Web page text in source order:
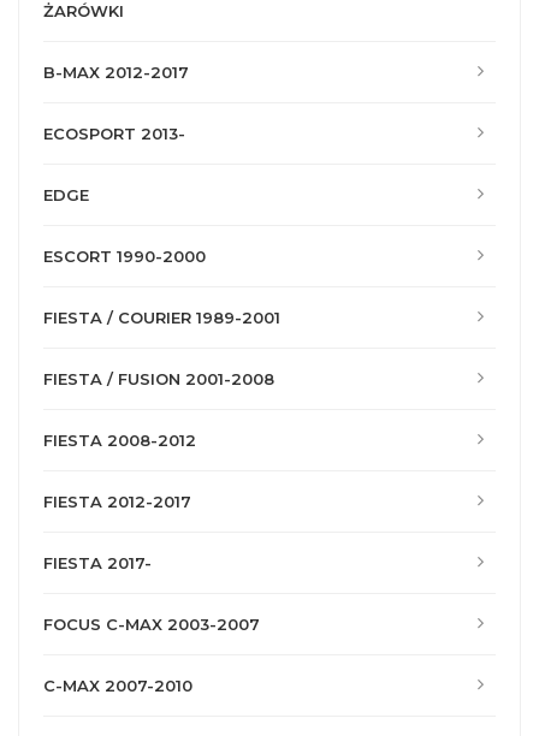
ŻARÓWKI
B-MAX 2012-2017
ECOSPORT 2013-
EDGE
ESCORT 1990-2000
FIESTA / COURIER 1989-2001
FIESTA / FUSION 2001-2008
FIESTA 2008-2012
FIESTA 2012-2017
FIESTA 2017-
FOCUS C-MAX 2003-2007
C-MAX 2007-2010